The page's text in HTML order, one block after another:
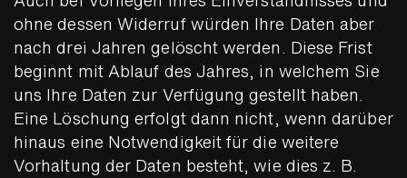
ohne dessen Widerruf würden Ihre Daten aber
nach drei Jahren gelöscht werden. Diese Frist
beginnt mit Ablauf des Jahres, in welchem Sie
uns Ihre Daten zur Verfügung gestellt haben.
Eine Löschung erfolgt dann nicht, wenn darüber
hinaus eine Notwendigkeit für die weitere
Vorhaltung der Daten besteht, wie dies z. B.